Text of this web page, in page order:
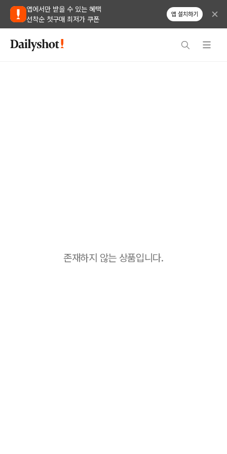
앱에서만 받을 수 있는 혜택
선착순 첫구매 최저가 쿠폰
앱 설치하기
존재하지 않는 상품입니다.